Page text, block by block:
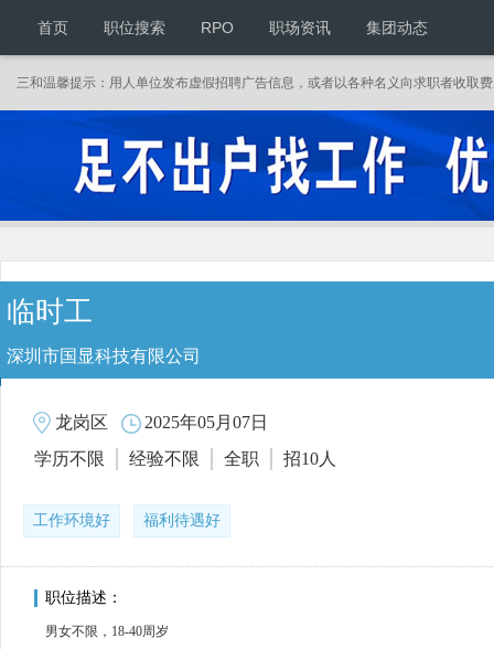
首页 职位搜索 RPO 职场资讯 集团动态
三和温馨提示：用人单位发布虚假招聘广告信息，或者以各种名义向求职者收
临时工
深圳市国显科技有限公司
龙岗区
2025年05月07日
学历不限
经验不限 全职 招10人
工作环境好 福利待遇好
职位描述：
男女不限，18-40周岁